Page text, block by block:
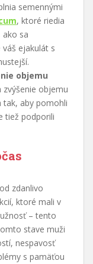
semennými
, ktoré riedia
ako sa
ejakulát s
objemu
objemu
tak, aby pomohli
tiež podporili
zdanlivo
ktoré mali v
– tento
stave muži
nespavosť
s pamäťou